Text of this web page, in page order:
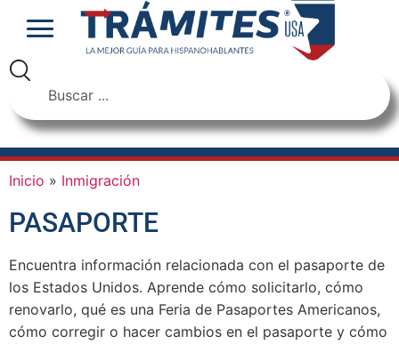
Inicio » Inmigración
PASAPORTE
Encuentra información relacionada con el pasaporte de
los Estados Unidos. Aprende cómo solicitarlo, cómo
renovarlo, qué es una Feria de Pasaportes Americanos,
cómo corregir o hacer cambios en el pasaporte y cómo